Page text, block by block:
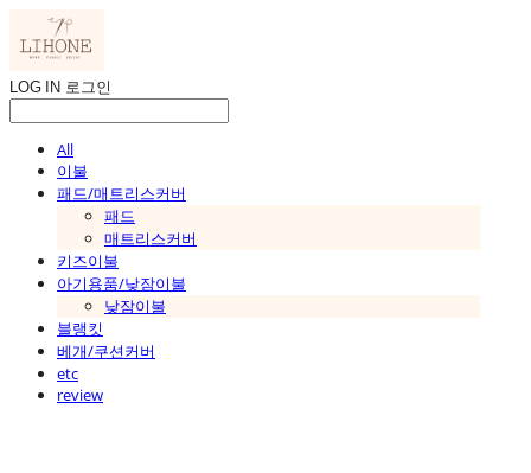
LOG IN 로그인
All
이불
패드/매트리스커버
패드
매트리스커버
키즈이불
아기용품/낮잠이불
낮잠이불
블랭킷
베개/쿠션커버
etc
review